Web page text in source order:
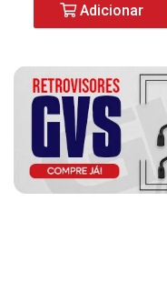
Adicionar